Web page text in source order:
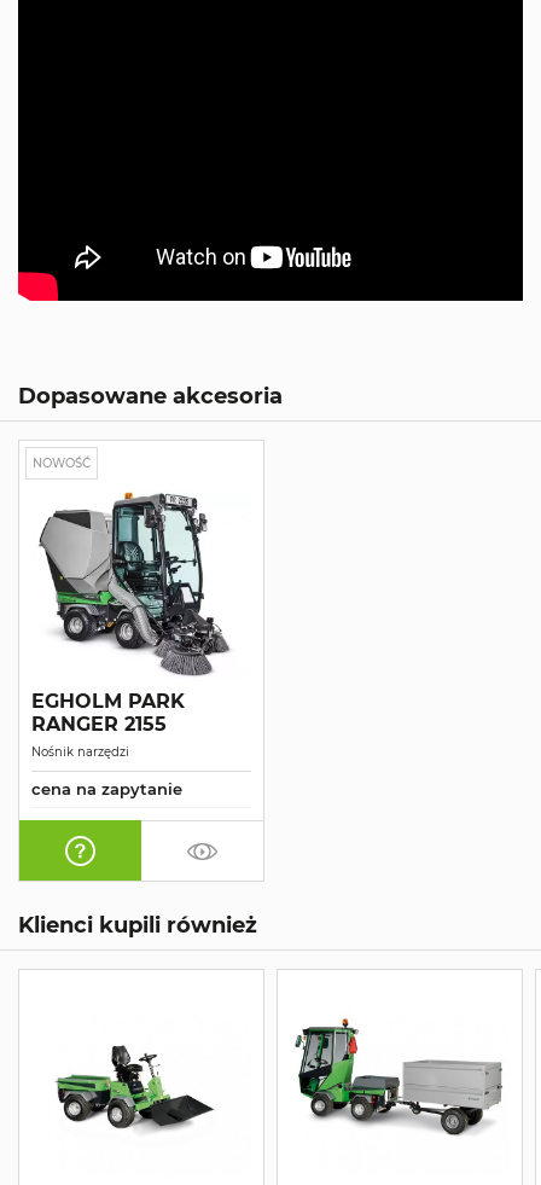
Dopasowane akcesoria
NOWOŚĆ
EGHOLM PARK
RANGER 2155
Nośnik narzędzi
cena na zapytanie
Klienci kupili również